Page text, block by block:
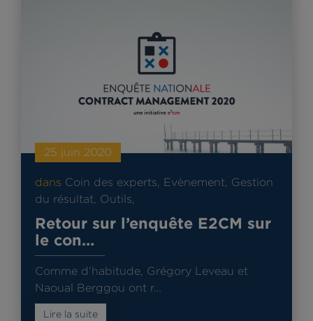
25 juin 2020
dans Coin des experts Evènement Gestion
du résultat Outils
Retour sur l’enquête E2CM sur
le con…
Comme d’habitude, Grégory Leveau et
Naoual Berggou ont r…
Lire la suite